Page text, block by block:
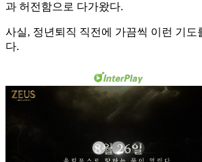
과 허전함으로 다가왔다.
사실, 정년퇴직 직전에 가끔씩 이런 기
다.